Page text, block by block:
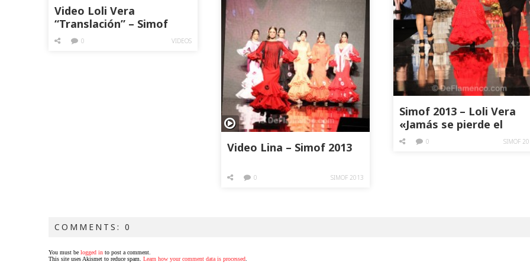
Video Loli Vera
“Translación” – Simof
2019
VIDEOS
0
Video Lina – Simof 2013
SIMOF 2013
0
Simof 2013 – Loli Vera
«Jamás se pierde el
estilo»
SIMOF
0
COMMENTS: 0
You must be logged in to post a comment.
This site uses Akismet to reduce spam. Learn how your comment data is processed.